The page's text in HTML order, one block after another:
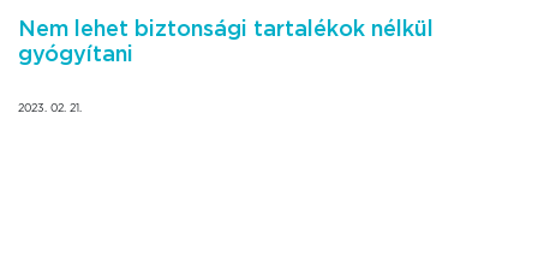
Nem lehet biztonsági tartalékok nélkül
gyógyítani
2023. 02. 21.